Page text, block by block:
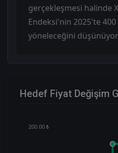
gerçekleşmesi halinde
Endeksi'nin 2025'te
yöneleceğini
Hedef Fiyat Değişim
200.00 ₺